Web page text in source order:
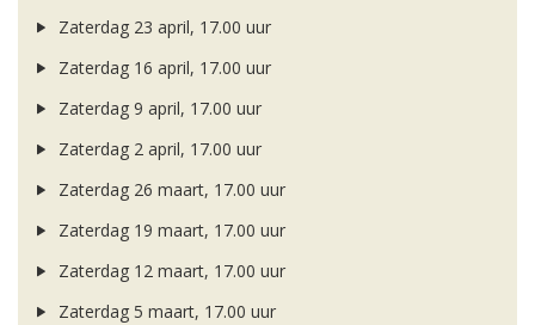
Zaterdag 23 april, 17.00 uur
Zaterdag 16 april, 17.00 uur
Zaterdag 9 april, 17.00 uur
Zaterdag 2 april, 17.00 uur
Zaterdag 26 maart, 17.00 uur
Zaterdag 19 maart, 17.00 uur
Zaterdag 12 maart, 17.00 uur
Zaterdag 5 maart, 17.00 uur